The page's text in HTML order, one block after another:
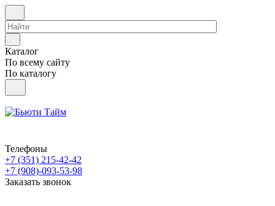
Каталог
По всему сайту
По каталогу
Телефоны
+7 (351) 215-42-42
+7 (908)-093-53-98
Заказать звонок